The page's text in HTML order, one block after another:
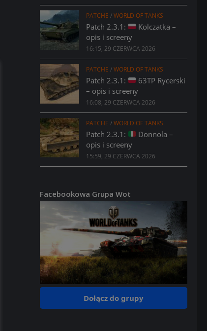
PATCHE /WORLD OF TANKS
Patch 2.3.1:
Kolczatka –
opis i screeny
16:15, 29 CZERWCA 2026
PATCHE /WORLD OF TANKS
Patch 2.3.1:
63TP Rycerski
– opis i screeny
16:08, 29 CZERWCA 2026
PATCHE /WORLD OF TANKS
Patch 2.3.1:
Donnola –
opis i screeny
15:59, 29 CZERWCA 2026
Facebookowa Grupa Wot
Dołącz do grupy